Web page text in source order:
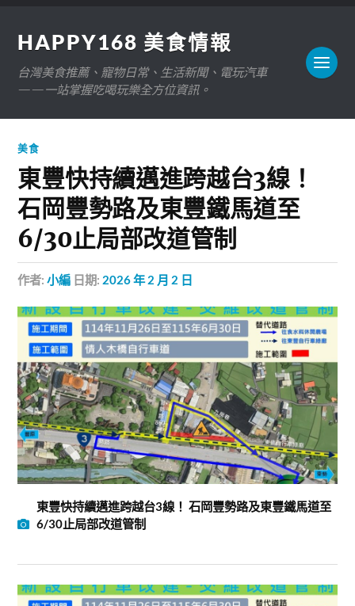
HAPPY168 美食情報
台灣美食推薦、寵物日常、生活新聞、電玩汽車
——一站掌握吃喝玩樂全方位資訊。
美食
東豐快持續邁進跨越台3線！
石岡豐勢路及東豐鐵馬道至
6/30止局部改道管制
作者:小編 日期: 2026 年 2 月 2 日
東豐快持續邁進跨越台3線！ 石岡豐勢路及東豐鐵馬道至
6/30止局部改道管制